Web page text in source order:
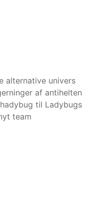
alternative univers
af antihelten
til Ladybugs
team